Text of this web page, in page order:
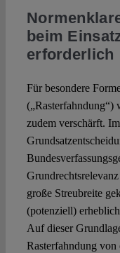
beim
erforderlich
Für besondere
(„Rasterfahndung“)
zudem verschärft.
große Streubreite
(potenziell)
Auf dieser
Rasterfahndung